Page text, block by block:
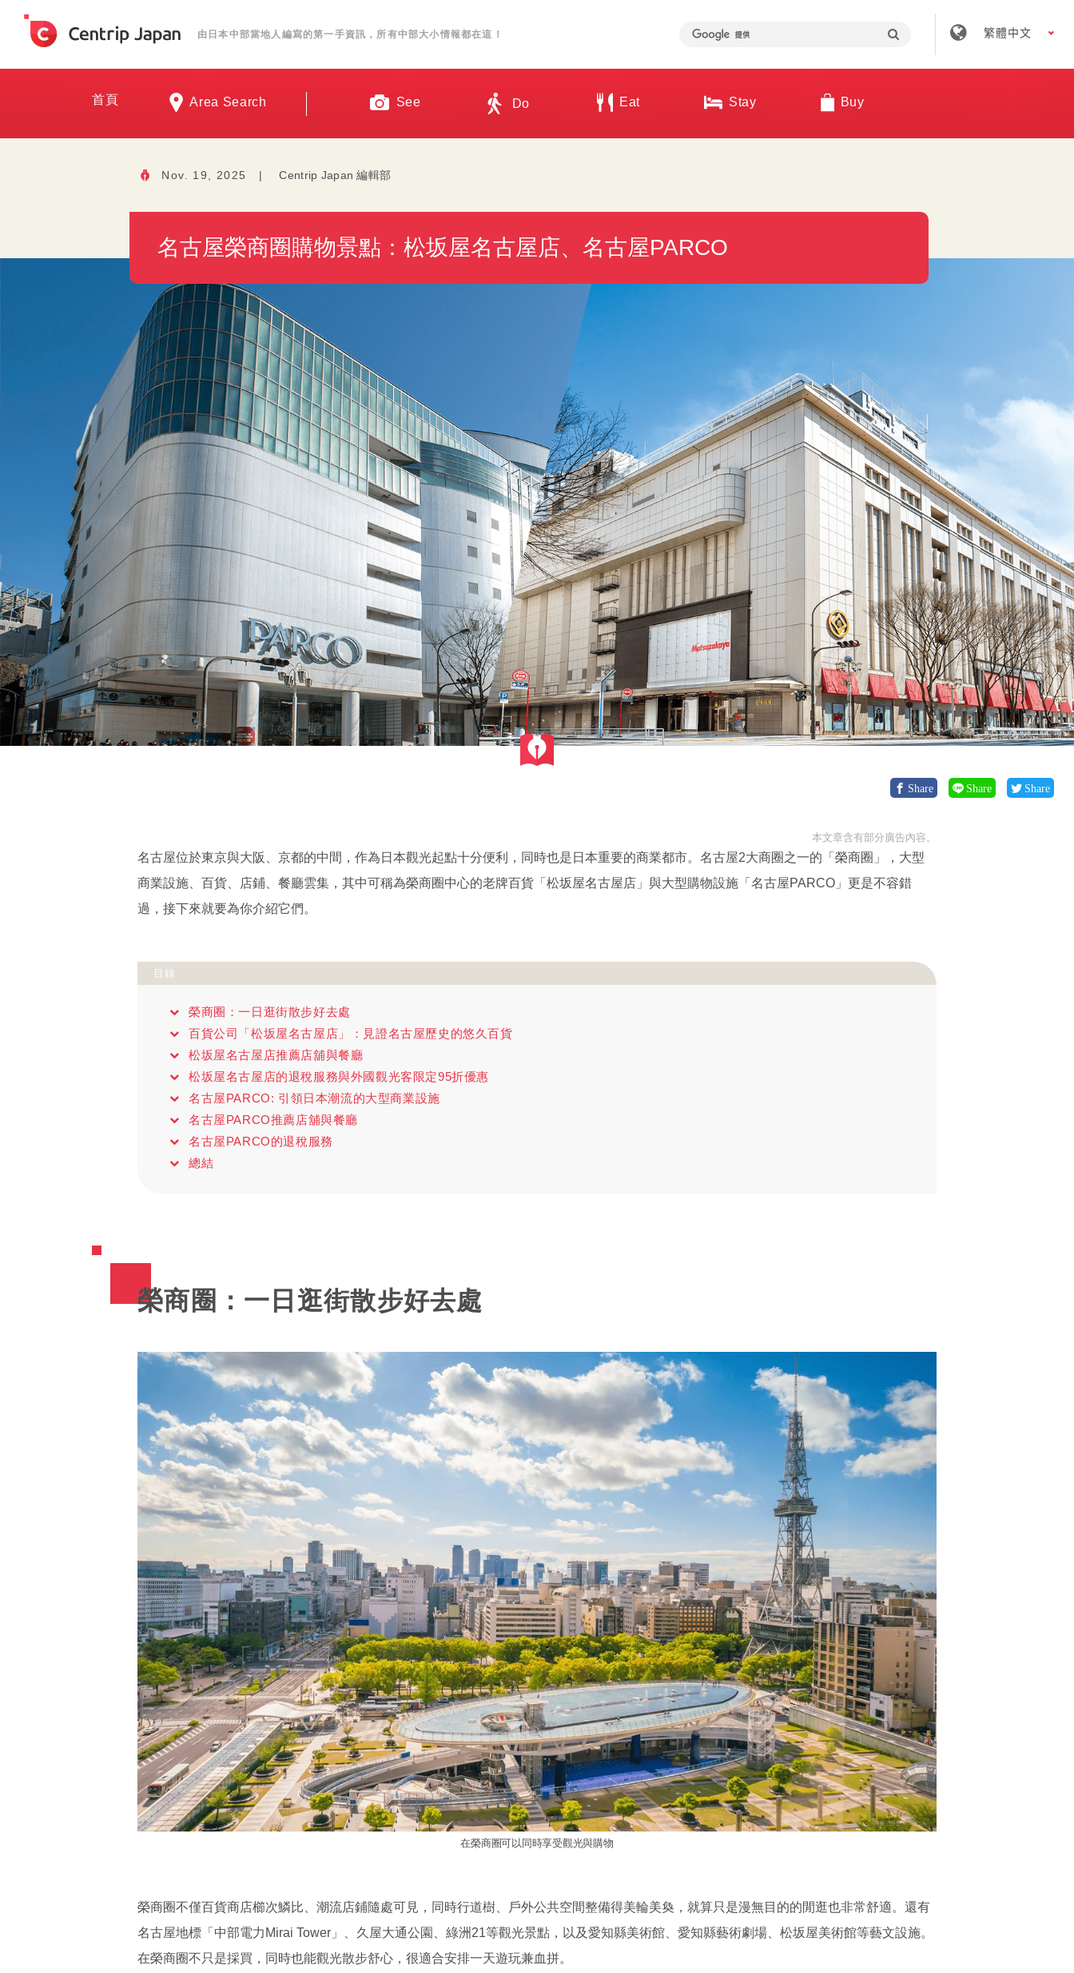
由日本中部當地人編寫的第一手資訊，所有中部大小情報都在這！ 繁體中文
首頁 Area Search See Do Eat Stay Buy
Nov. 19, 2025 | Centrip Japan 編輯部
名古屋榮商圈購物景點：松坂屋名古屋店、名古屋PARCO
Share Share Share
本文章含有部分廣告內容。
名古屋位於東京與大阪、京都的中間，作為日本觀光起點十分便利，同時也是日本重要的商業都市。名古屋2大商圈之一的「榮商圈」，大型
商業設施、百貨、店鋪、餐廳雲集，其中可稱為榮商圈中心的老牌百貨「松坂屋名古屋店」與大型購物設施「名古屋PARCO」更是不容錯
過，接下來就要為你介紹它們。
目錄
榮商圈：一日逛街散步好去處
百貨公司「松坂屋名古屋店」：見證名古屋歷史的悠久百貨
松坂屋名古屋店推薦店舖與餐廳
松坂屋名古屋店的退稅服務與外國觀光客限定95折優惠
名古屋PARCO: 引領日本潮流的大型商業設施
名古屋PARCO推薦店舖與餐廳
名古屋PARCO的退稅服務
總結
榮商圈：一日逛街散步好去處
在榮商圈可以同時享受觀光與購物
榮商圈不僅百貨商店櫛次鱗比、潮流店鋪隨處可見，同時行道樹、戶外公共空間整備得美輪美奐，就算只是漫無目的的閒逛也非常舒適。還有
名古屋地標「中部電力Mirai Tower」、久屋大通公園、綠洲21等觀光景點，以及愛知縣美術館、愛知縣藝術劇場、松坂屋美術館等藝文設施。
在榮商圈不只是採買，同時也能觀光散步舒心，很適合安排一天遊玩兼血拼。